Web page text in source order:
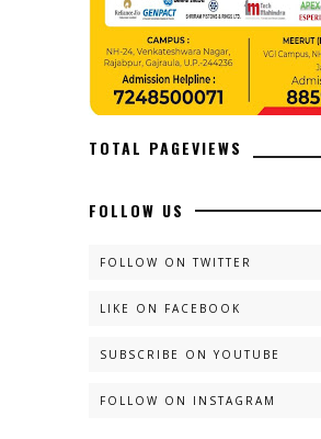
TOTAL PAGEVIEWS
FOLLOW US
FOLLOW ON TWITTER
LIKE ON FACEBOOK
SUBSCRIBE ON YOUTUBE
FOLLOW ON INSTAGRAM